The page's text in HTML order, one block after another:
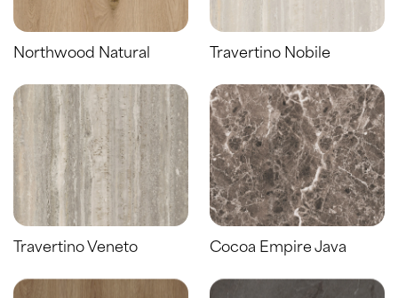
Northwood Natural Travertino Nobile
Travertino Veneto Cocoa Empire Java